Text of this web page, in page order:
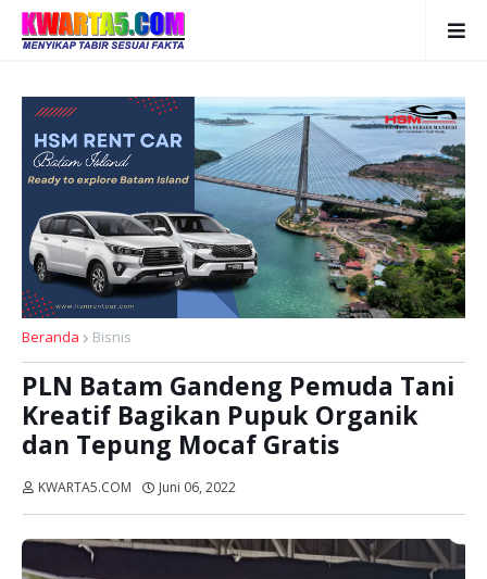
Beranda Bisnis
PLN Batam Gandeng Pemuda Tani
Kreatif Bagikan Pupuk Organik
dan Tepung Mocaf Gratis
KWARTA5.COM Juni 06, 2022